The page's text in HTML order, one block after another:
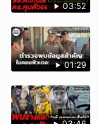
03:52
01:29